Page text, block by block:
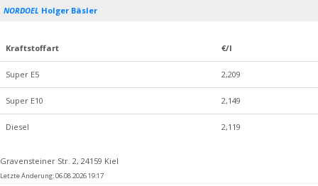
NORDOEL Holger Bäsler
Kraftstoffart €/l
Super E5 2,209
Super E10 2,149
Diesel 2,119
Gravensteiner Str. 2, 24159 Kiel
Letzte Änderung: 06.08.2026 19:17